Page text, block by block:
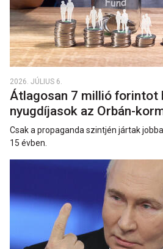
2026. JÚLIUS 6.
Átlagosan 7 millió forintot
nyugdíjasok az Orbán-
Csak a propaganda szintjén jártak
15 évben.